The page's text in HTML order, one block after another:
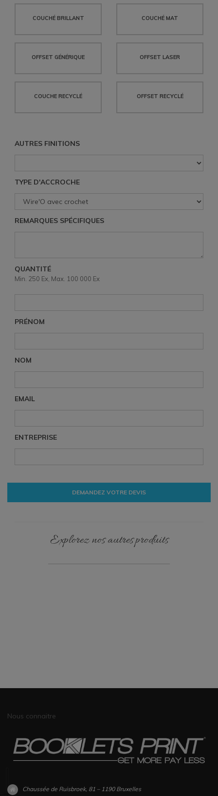
COUCHÉ BRILLANT COUCHÉ MAT
OFFSET GÉNÉRIQUE OFFSET LASER
COUCHE RECYCLÉ OFFSET RECYCLÉ
AUTRES FINITIONS
TYPE D'ACCROCHE
REMARQUES SPÉCIFIQUES
QUANTITÉ
Min. 250 Ex, Max. 100 000 Ex
PRÉNOM
NOM
EMAIL
ENTREPRISE
DEMANDEZ VOTRE DEVIS
Explorez nos autres produits
Nous connaitre
Chaussée de Ruisbroek, 81 – 1190 Bruxelles